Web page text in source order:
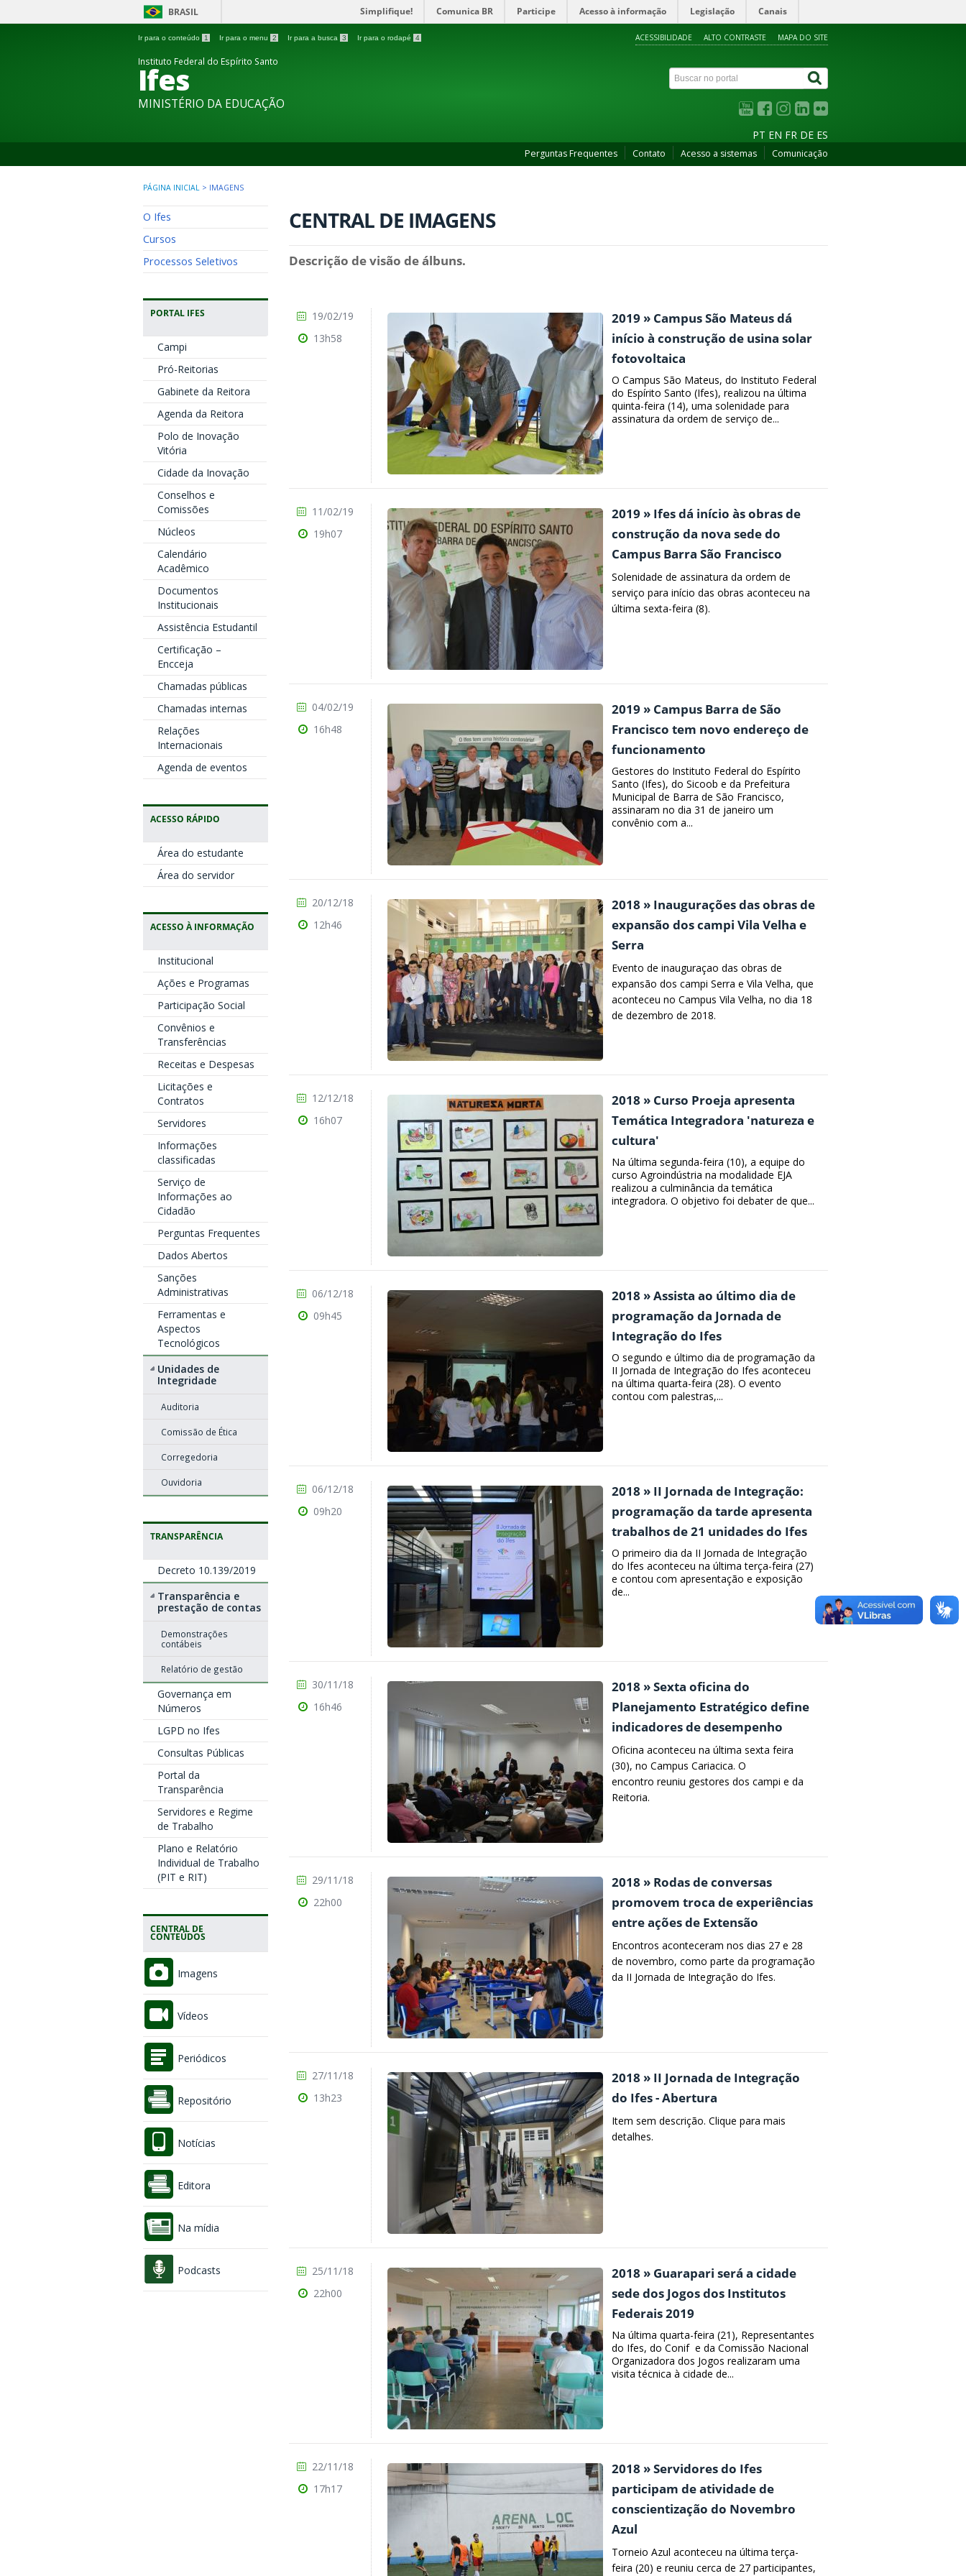
BRASIL Simplifique! Comunica BR Participe Acesso à informação Legislação Canais
Ir para o conteúdo 1 Ir para o menu 2 Ir para a busca 3 Ir para o rodapé 4 ACESSIBILIDADE ALTO CONTRASTE MAPA DO SITE
Instituto Federal do Espírito Santo
Ifes
MINISTÉRIO DA EDUCAÇÃO
PT EN FR DE ES
Perguntas Frequentes Contato Acesso a sistemas Comunicação
PÁGINA INICIAL > IMAGENS
O Ifes
Cursos
Processos Seletivos
PORTAL IFES
Campi
Pró-Reitorias
Gabinete da Reitora
Agenda da Reitora
Polo de Inovação
Vitória
Cidade da Inovação
Conselhos e
Comissões
Núcleos
Calendário
Acadêmico
Documentos
Institucionais
Assistência Estudantil
Certificação –
Encceja
Chamadas públicas
Chamadas internas
Relações
Internacionais
Agenda de eventos
ACESSO RÁPIDO
Área do estudante
Área do servidor
ACESSO À INFORMAÇÃO
Institucional
Ações e Programas
Participação Social
Convênios e
Transferências
Receitas e Despesas
Licitações e
Contratos
Servidores
Informações
classificadas
Serviço de
Informações ao
Cidadão
Perguntas Frequentes
Dados Abertos
Sanções
Administrativas
Ferramentas e
Aspectos
Tecnológicos
Unidades de
Integridade
Auditoria
Comissão de Ética
Corregedoria
Ouvidoria
TRANSPARÊNCIA
Decreto 10.139/2019
Transparência e
prestação de contas
Demonstrações
contábeis
Relatório de gestão
Governança em
Números
LGPD no Ifes
Consultas Públicas
Portal da
Transparência
Servidores e Regime
de Trabalho
Plano e Relatório
Individual de Trabalho
(PIT e RIT)
CENTRAL DE
CONTEÚDOS
Imagens
Vídeos
Periódicos
Repositório
Notícias
Editora
Na mídia
Podcasts
CENTRAL DE IMAGENS
Descrição de visão de álbuns.
2019 » Campus São Mateus dá
início à construção de usina solar
fotovoltaica
O Campus São Mateus, do Instituto Federal
do Espírito Santo (Ifes), realizou na última
quinta-feira (14), uma solenidade para
assinatura da ordem de serviço de...
19/02/19
13h58
2019 » Ifes dá início às obras de
construção da nova sede do
Campus Barra São Francisco
Solenidade de assinatura da ordem de
serviço para início das obras aconteceu na
última sexta-feira (8).
11/02/19
19h07
2019 » Campus Barra de São
Francisco tem novo endereço de
funcionamento
Gestores do Instituto Federal do Espírito
Santo (Ifes), do Sicoob e da Prefeitura
Municipal de Barra de São Francisco,
assinaram no dia 31 de janeiro um
convênio com a...
04/02/19
16h48
2018 » Inaugurações das obras de
expansão dos campi Vila Velha e
Serra
Evento de inauguraçao das obras de
expansão dos campi Serra e Vila Velha, que
aconteceu no Campus Vila Velha, no dia 18
de dezembro de 2018.
20/12/18
12h46
2018 » Curso Proeja apresenta
Temática Integradora 'natureza e
cultura'
Na última segunda-feira (10), a equipe do
curso Agroindústria na modalidade EJA
realizou a culminância da temática
integradora. O objetivo foi debater de que...
12/12/18
16h07
2018 » Assista ao último dia de
programação da Jornada de
Integração do Ifes
O segundo e último dia de programação da
II Jornada de Integração do Ifes aconteceu
na última quarta-feira (28). O evento
contou com palestras,...
06/12/18
09h45
2018 » II Jornada de Integração:
programação da tarde apresenta
trabalhos de 21 unidades do Ifes
O primeiro dia da II Jornada de Integração
do Ifes aconteceu na última terça-feira (27)
e contou com apresentação e exposição
de...
06/12/18
09h20
2018 » Sexta oficina do
Planejamento Estratégico define
indicadores de desempenho
Oficina aconteceu na última sexta feira
(30), no Campus Cariacica. O
encontro reuniu gestores dos campi e da
Reitoria.
30/11/18
16h46
2018 » Rodas de conversas
promovem troca de experiências
entre ações de Extensão
Encontros aconteceram nos dias 27 e 28
de novembro, como parte da programação
da II Jornada de Integração do Ifes.
29/11/18
22h00
2018 » II Jornada de Integração
do Ifes - Abertura
Item sem descrição. Clique para mais
detalhes.
27/11/18
13h23
2018 » Guarapari será a cidade
sede dos Jogos dos Institutos
Federais 2019
Na última quarta-feira (21), Representantes
do Ifes, do Conif e da Comissão Nacional
Organizadora dos Jogos realizaram uma
visita técnica à cidade de...
25/11/18
22h00
2018 » Servidores do Ifes
participam de atividade de
conscientização do Novembro
Azul
Torneio Azul aconteceu na última terça-
feira (20) e reuniu cerca de 27 participantes,
22/11/18
17h17